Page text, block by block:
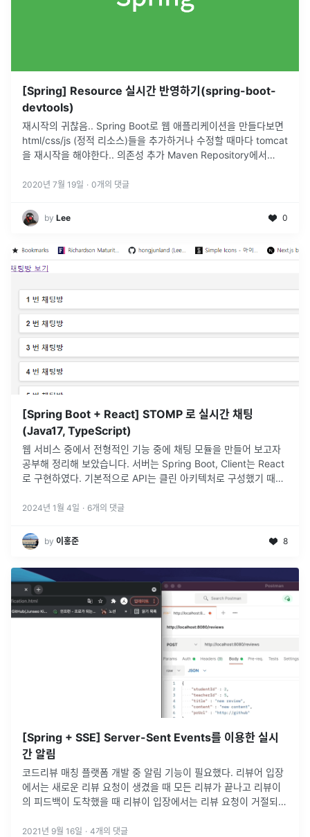
[Spring] Resource 실시간 반영하기(spring-boot-
devtools)
재시작의 귀찮음.. Spring Boot로 웹 애플리케이션을 만들다보면
html/css/js (정적 리소스)들을 추가하거나 수정할 때마다 tomcat
을 재시작을 해야한다.. 의존성 추가 Maven Repository에서
2020년 7월 19일 · 0개의 댓글
by Lee 0
[Spring Boot + React] STOMP 로 실시간 채팅
(Java17, TypeScript)
웹 서비스 중에서 전형적인 기능 중에 채팅 모듈을 만들어 보고자
공부해 정리해 보았습니다. 서버는 Spring Boot, Client는 React
로 구현하였다. 기본적으로 API는 클린 아키텍처로 구성했기 때문
2024년 1월 4일 · 6개의 댓글
by 이홍준 8
[Spring + SSE] Server-Sent Events를 이용한 실시
간 알림
코드리뷰 매칭 플랫폼 개발 중 알림 기능이 필요했다. 리뷰어 입장
에서는 새로운 리뷰 요청이 생겼을 때 모든 리뷰가 끝나고 리뷰이
의 피드백이 도착했을 때 리뷰이 입장에서는 리뷰 요청이 거절되었
통적으로...
2021년 9월 16일 · 4개의 댓글